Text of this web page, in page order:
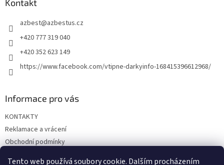
Tento web používá soubory cookie. Dalším procházením
Kontakt
azbest@azbestus.cz
+420 777 319 040
+420 352 623 149
https://www.facebook.com/vtipne-darkyinfo-168415396612968/
Informace pro vás
KONTAKTY
Reklamace a vrácení
Obchodní podmínky